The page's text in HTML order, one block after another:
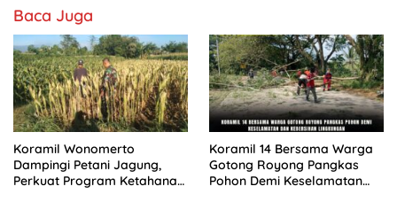
Baca Juga
Koramil Wonomerto
Dampingi Petani Jagung,
Perkuat Program Ketahanan
Koramil 14 Bersama Warga
Gotong Royong Pangkas
Pohon Demi Keselamatan